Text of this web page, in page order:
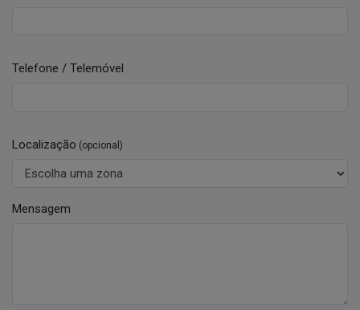
Telefone / Telemóvel
Localização (opcional)
Mensagem